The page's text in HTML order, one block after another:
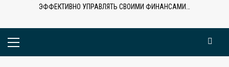
ЭФФЕКТИВНО УПРАВЛЯТЬ СВОИМИ ФИНАНСАМИ…
Основное